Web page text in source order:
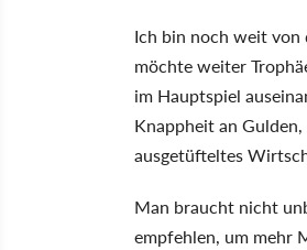
Ich bin noch weit
möchte weiter
im Hauptspiel
Knappheit an
ausgetüfteltes
Man braucht nicht
empfehlen, um mehr